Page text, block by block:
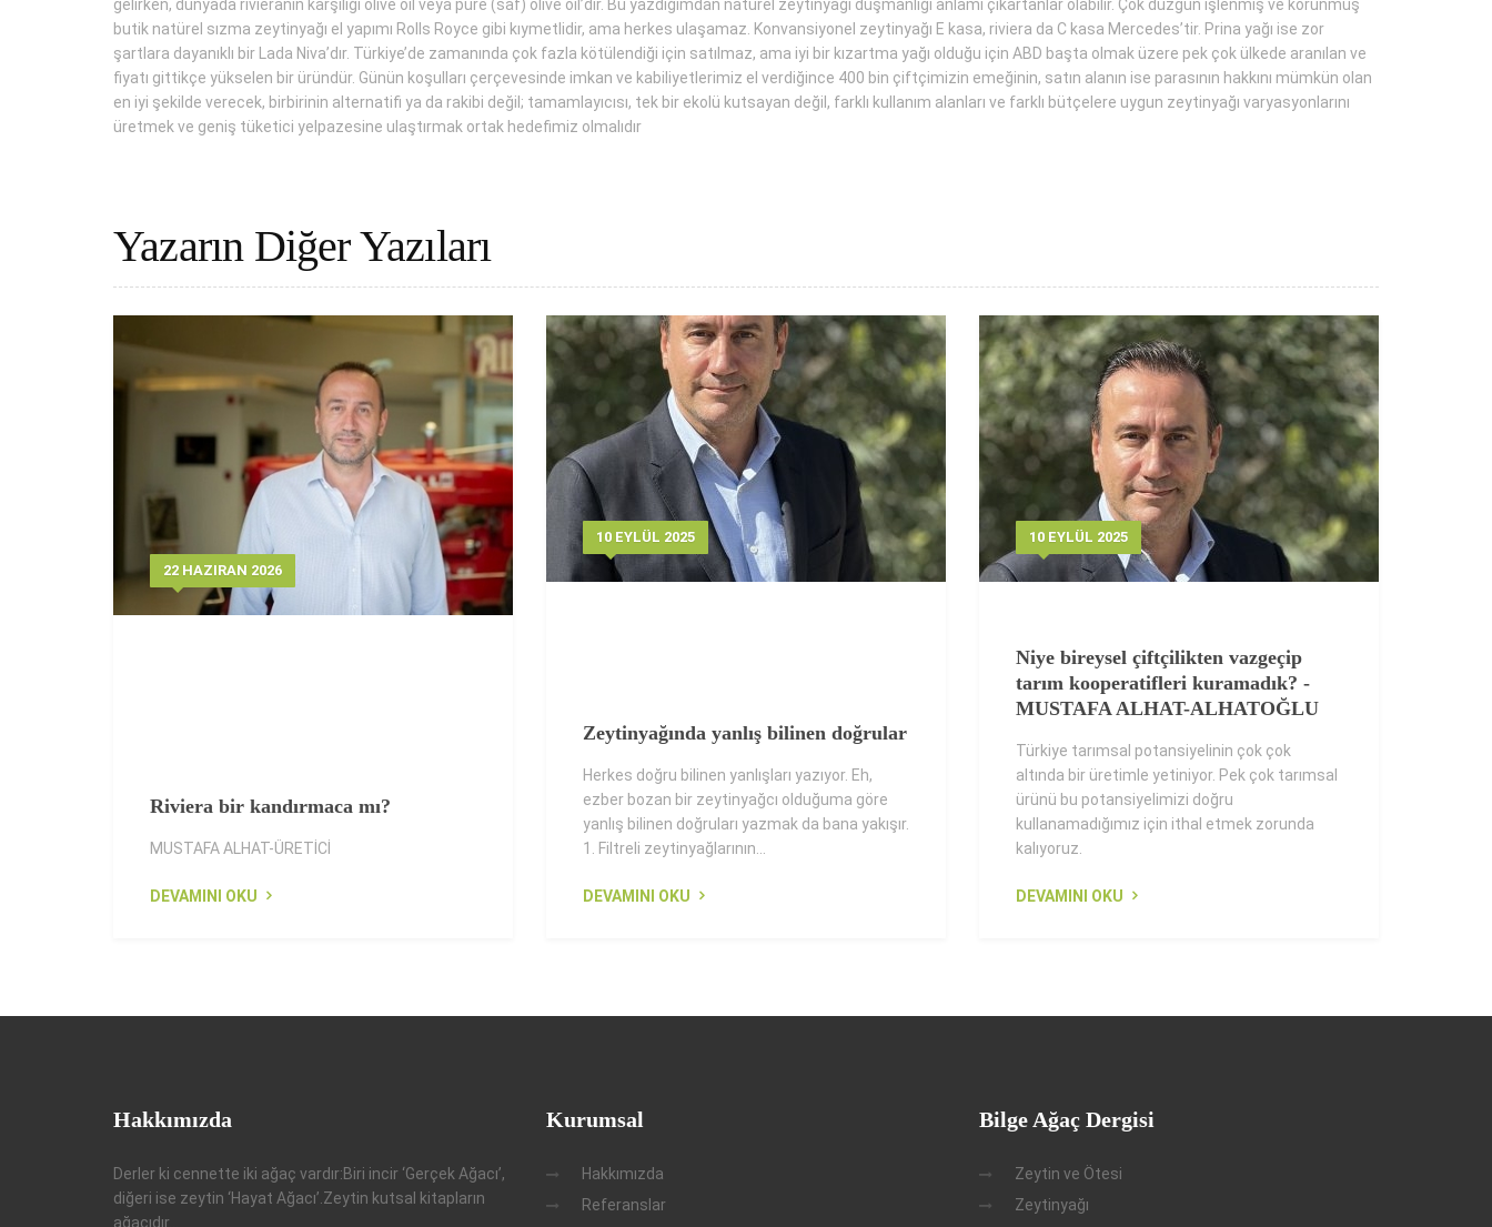
gelirken, dünyada rivieranın karşılığı olive oil veya pure (saf) olive oil’dir. Bu yazdığımdan natürel zeytinyağı düşmanlığı anlamı çıkartanlar olabilir. Çok düzgün işlenmiş ve korunmuş
butik natürel sızma zeytinyağı el yapımı Rolls Royce gibi kıymetlidir, ama herkes ulaşamaz. Konvansiyonel zeytinyağı E kasa, riviera da C kasa Mercedes’tir. Prina yağı ise zor
şartlara dayanıklı bir Lada Niva’dır. Türkiye’de zamanında çok fazla kötülendiği için satılmaz, ama iyi bir kızartma yağı olduğu için ABD başta olmak üzere pek çok ülkede aranılan ve
fiyatı gittikçe yükselen bir üründür. Günün koşulları çerçevesinde imkan ve kabiliyetlerimiz el verdiğince 400 bin çiftçimizin emeğinin, satın alanın ise parasının hakkını mümkün olan
en iyi şekilde verecek, birbirinin alternatifi ya da rakibi değil; tamamlayıcısı, tek bir ekolü kutsayan değil, farklı kullanım alanları ve farklı bütçelere uygun zeytinyağı varyasyonlarını
üretmek ve geniş tüketici yelpazesine ulaştırmak ortak hedefimiz olmalıdır
Yazarın Diğer Yazıları
22 HAZIRAN 2026
Riviera bir kandırmaca mı?
MUSTAFA ALHAT-ÜRETİCİ
DEVAMINI OKU
10 EYLÜL 2025
Zeytinyağında yanlış bilinen doğrular
Herkes doğru bilinen yanlışları yazıyor. Eh,
ezber bozan bir zeytinyağcı olduğuma göre
yanlış bilinen doğruları yazmak da bana yakışır.
1. Filtreli zeytinyağlarının...
DEVAMINI OKU
10 EYLÜL 2025
Niye bireysel çiftçilikten vazgeçip
tarım kooperatifleri kuramadık? -
MUSTAFA ALHAT-ALHATOĞLU
Türkiye tarımsal potansiyelinin çok çok
altında bir üretimle yetiniyor. Pek çok tarımsal
ürünü bu potansiyelimizi doğru
kullanamadığımız için ithal etmek zorunda
kalıyoruz.
DEVAMINI OKU
Hakkımızda
Derler ki cennette iki ağaç vardır:Biri incir ‘Gerçek Ağacı’,
diğeri ise zeytin ‘Hayat Ağacı’.Zeytin kutsal kitapların
ağacıdır...
Kurumsal
Hakkımızda
Referanslar
Bilge Ağaç Dergisi
Zeytin ve Ötesi
Zeytinyağı